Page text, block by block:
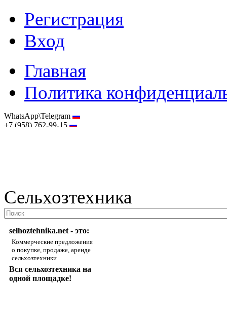
Регистрация
Вход
Главная
Политика
WhatsApp\Telegram
+7 (958) 762-99-15
Сельхозтехника
selhoztehnika.net - это:
Коммерческие предложения
о покупке, продаже, аренде
сельхозтехники
Вся сельхозтехника на
одной площадке!